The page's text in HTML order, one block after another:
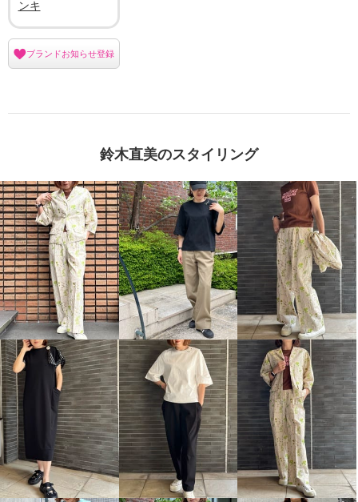
ンキ
ブランドお知らせ登録
鈴木直美のスタイリング